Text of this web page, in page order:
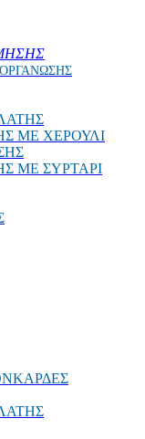
ΜΕ ΧΕΡΟΥΛΙ
ΜΕ ΣΥΡΤΑΡΙ